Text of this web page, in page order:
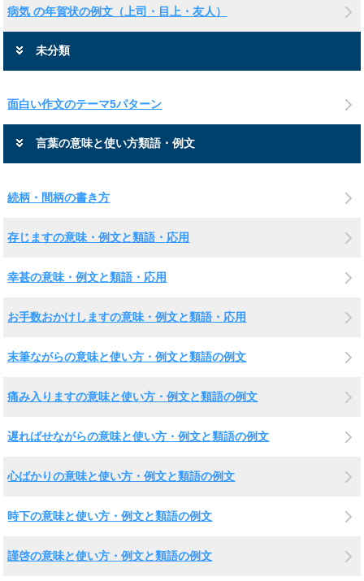
病気 の年賀状の例文（上司・目上・友人）
未分類
面白い作文のテーマ5パターン
言葉の意味と使い方類語・例文
続柄・間柄の書き方
存じますの意味・例文と類語・応用
幸甚の意味・例文と類語・応用
お手数おかけしますの意味・例文と類語・応用
末筆ながらの意味と使い方・例文と類語の例文
痛み入りますの意味と使い方・例文と類語の例文
遅ればせながらの意味と使い方・例文と類語の例文
心ばかりの意味と使い方・例文と類語の例文
時下の意味と使い方・例文と類語の例文
謹啓の意味と使い方・例文と類語の例文